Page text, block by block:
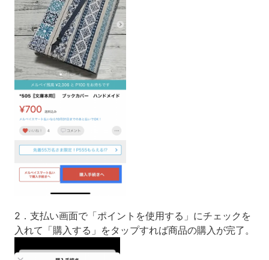
2．支払い画面で「ポイントを使用する」にチェックを
入れて「購入する」をタップすれば商品の購入が完了。